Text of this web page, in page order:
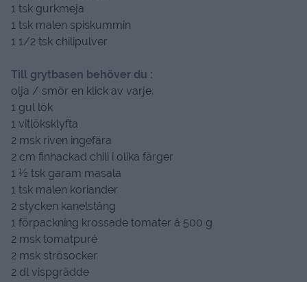
1 tsk gurkmeja
1 tsk malen spiskummin
1 1/2 tsk chilipulver
Till grytbasen behöver du :
olja / smör en klick av varje.
1 gul lök
1 vitlöksklyfta
2 msk riven ingefära
2 cm finhackad chili i olika färger
1 ½ tsk garam masala
1 tsk malen koriander
2 stycken kanelstång
1 förpackning krossade tomater á 500 g
2 msk tomatpuré
2 msk strösocker
2 dl vispgrädde